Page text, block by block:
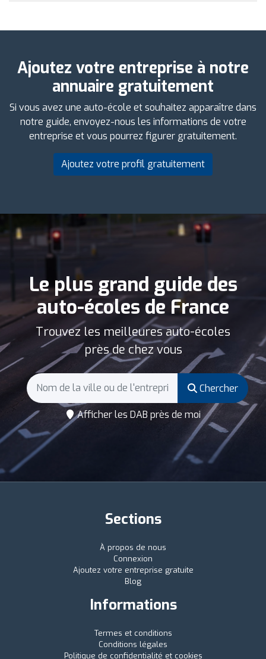
Ajoutez votre entreprise à notre
annuaire gratuitement
Si vous avez une auto-école et souhaitez apparaître dans
notre guide, envoyez-nous les informations de votre
entreprise et vous pourrez figurer gratuitement.
Ajoutez votre profil gratuitement
Le plus grand guide des
auto-écoles de France
Trouvez les meilleures auto-écoles
près de chez vous
Chercher
Afficher les DAB près de moi
Sections
À propos de nous
Connexion
Ajoutez votre entreprise gratuite
Blog
Informations
Termes et conditions
Conditions légales
Politique de confidentialité et cookies